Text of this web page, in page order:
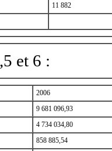
11 882
et 6 :
2006
9 681 096,93
4 734 034,80
858 885,54